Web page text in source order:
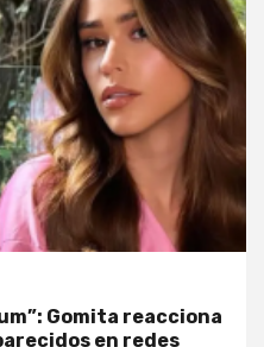
Gomita reacciona
en redes